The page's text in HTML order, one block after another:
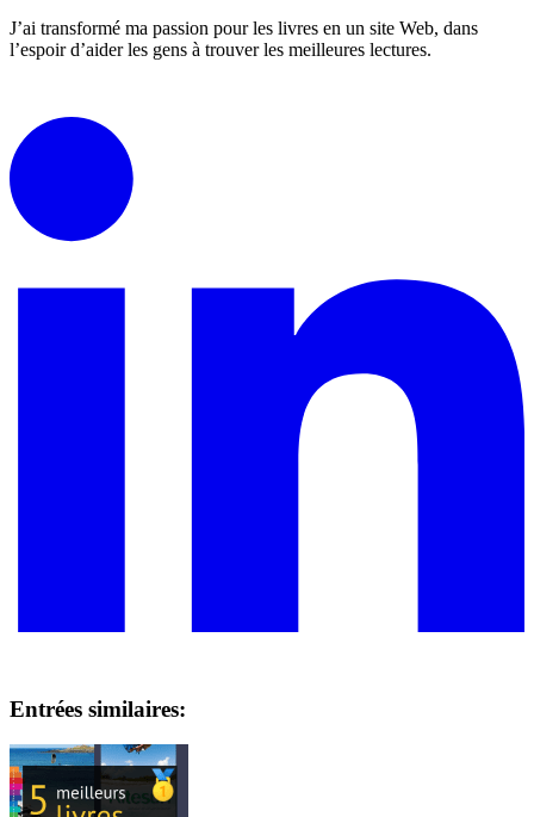
J’ai transformé ma passion pour les livres en un site Web, dans
l’espoir d’aider les gens à trouver les meilleures lectures.
Entrées similaires: